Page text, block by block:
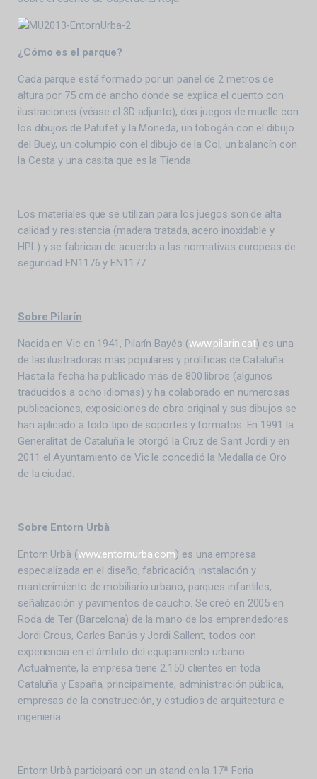
¿Cómo es el parque?
Cada parque está formado por un panel de 2 metros de
altura por 75 cm de ancho donde se explica el cuento con
ilustraciones (véase el 3D adjunto), dos juegos de muelle con
los dibujos de Patufet y la Moneda, un tobogán con el dibujo
del Buey, un columpio con el dibujo de la Col, un balancín con
la Cesta y una casita que es la Tienda.
Los materiales que se utilizan para los juegos son de alta
calidad y resistencia (madera tratada, acero inoxidable y
HPL) y se fabrican de acuerdo a las normativas europeas de
seguridad EN1176 y EN1177 .
Sobre Pilarín
Nacida en Vic en 1941, Pilarín Bayés (www.pilarin.cat) es una
de las ilustradoras más populares y prolíficas de Cataluña.
Hasta la fecha ha publicado más de 800 libros (algunos
traducidos a ocho idiomas) y ha colaborado en numerosas
publicaciones, exposiciones de obra original y sus dibujos se
han aplicado a todo tipo de soportes y formatos. En 1991 la
Generalitat de Cataluña le otorgó la Cruz de Sant Jordi y en
2011 el Ayuntamiento de Vic le concedió la Medalla de Oro
de la ciudad.
Sobre Entorn Urbà
Entorn Urbà (www.entornurba.com) es una empresa
especializada en el diseño, fabricación, instalación y
mantenimiento de mobiliario urbano, parques infantiles,
señalización y pavimentos de caucho. Se creó en 2005 en
Roda de Ter (Barcelona) de la mano de los emprendedores
Jordi Crous, Carles Banús y Jordi Sallent, todos con
experiencia en el ámbito del equipamiento urbano.
Actualmente, la empresa tiene 2.150 clientes en toda
Cataluña y España, principalmente, administración pública,
empresas de la construcción, y estudios de arquitectura e
ingeniería.
Entorn Urbà participará con un stand en la 17ª Feria